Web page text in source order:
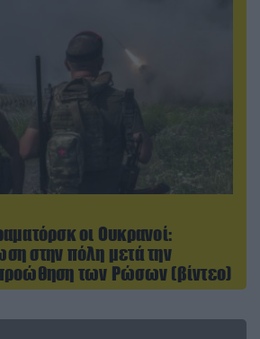
οι Ουκρανοί:
στην πόλη μετά την
προώθηση των Ρώσων (βίντεο)